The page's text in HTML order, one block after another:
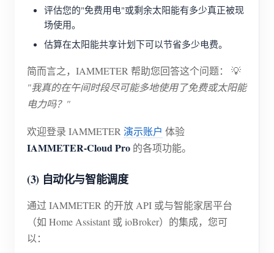
评估您的"免费用电"或剩余太阳能有多少真正被现
场使用。
估算在太阳能共享计划下可以节省多少电费。
简而言之，IAMMETER 帮助您回答这个问题： 💡
"我真的在午间时段尽可能多地使用了免费或太阳能
电力吗？"
欢迎登录 IAMMETER 演示账户 体验
IAMMETER-Cloud Pro 的各项功能。
(3) 自动化与智能调度
通过 IAMMETER 的开放 API 或与智能家居平台
（如 Home Assistant 或 ioBroker）的集成，您可
以：